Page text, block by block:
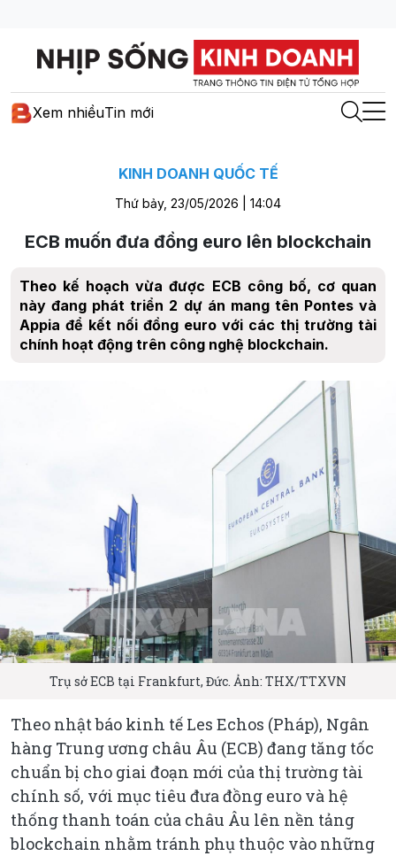
Xem nhiềuTin mới
KINH DOANH QUỐC TẾ
Thứ bảy, 23/05/2026 | 14:04
ECB muốn đưa đồng euro lên blockchain
Theo kế hoạch vừa được ECB công bố, cơ quan
này đang phát triển 2 dự án mang tên Pontes và
Appia để kết nối đồng euro với các thị trường tài
chính hoạt động trên công nghệ blockchain.
Trụ sở ECB tại Frankfurt, Đức. Ảnh: THX/TTXVN
Theo nhật báo kinh tế Les Echos (Pháp), Ngân
hàng Trung ương châu Âu (ECB) đang tăng tốc
chuẩn bị cho giai đoạn mới của thị trường tài
chính số, với mục tiêu đưa đồng euro và hệ
thống thanh toán của châu Âu lên nền tảng
blockchain nhằm tránh phụ thuộc vào những